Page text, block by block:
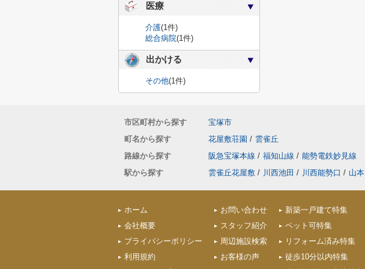
医療
介護(1件)
総合病院(1件)
出かける
その他(1件)
市区町村から探す
宝塚市
町名から探す
花屋敷荘園 / 雲雀丘
路線から探す
阪急宝塚本線 / 福知山線 / 能勢電鉄妙見線
駅から探す
雲雀丘花屋敷 / 川西池田 / 川西能勢口 / 山本
ホーム
会社概要
プライバシーポリシー
利用規約
お問い合わせ
スタッフ紹介
周辺施設検索
お客様の声
新築一戸建て特集
ペット可特集
リフォーム済み特集
徒歩10分以内特集